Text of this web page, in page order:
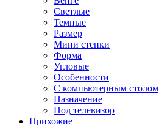
Светлые
Темные
Размер
Мини стенки
Форма
Угловые
Особенности
С компьютерным столом
Назначение
Под телевизор
Прихожие